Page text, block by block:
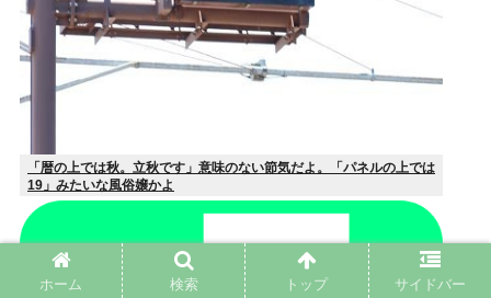
「暦の上では秋。立秋です」意味のない節気だよ。「パネルの上では
19」みたいな風俗嬢かよ
ホーム 検索 トップ サイドバー